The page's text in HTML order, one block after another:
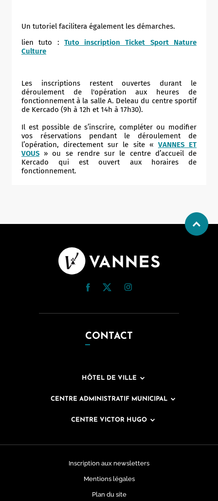
Un tutoriel facilitera également les démarches.
lien tuto : Tuto inscription Ticket Sport Nature
Culture
Les inscriptions restent ouvertes durant le
déroulement de l'opération aux heures de
fonctionnement à la salle A. Deleau du centre sportif
de Kercado (9h à 12h et 14h à 17h30).
Il est possible de s’inscrire, compléter ou modifier
vos réservations pendant le déroulement de
l’opération, directement sur le site « VANNES ET
VOUS » ou se rendre sur le centre d’accueil de
Kercado qui est ouvert aux horaires de
fonctionnement.
CONTACT
HÔTEL DE VILLE
CENTRE ADMINISTRATIF MUNICIPAL
CENTRE VICTOR HUGO
Inscription aux newsletters
Mentions légales
Plan du site